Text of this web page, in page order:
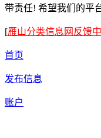
带责任! 希望我们的平
[雁山分类信息网反馈
首页
发布信息
账户